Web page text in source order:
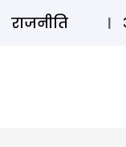
⚲
राजनीति